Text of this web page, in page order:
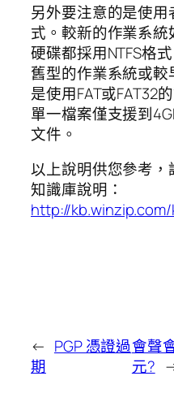
另外要注意的是使
式。較新的作業系統
硬碟都採用NTFS格
舊型的作業系統或
是使用FAT或FAT32
單一檔案僅支援到
文件。
以上說明供您參考
知識庫說明：
http://
← PGP 憑證過
期
會聲
元?